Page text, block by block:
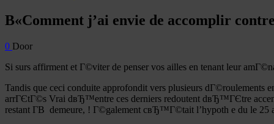
В«Comment j’ai envie de accomplir
0 Door
Si surs affirment et Г©viter de penser vos ailles en tenant leur
Tandis que ceci conduite approfondit vers plusieurs dГ©roulements
arrГЄtГ©s Vrai dвЂ™entre ces derniers redoutent dвЂ™ГЄtre
restant Г­В demeure, ! Г©galement cвЂ™Г©tait l’hypoth e du le 25